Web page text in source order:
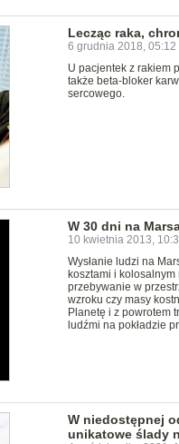
Lecząc raka,
6 grudnia 2018, 05:12
U pacjentek z rakiem
także beta-bloker
sercowego.
W 30 dni na
10 kwietnia 2013,
Wysłanie ludzi na
kosztami i kolosalnym
przebywanie w
wzroku czy masy
Planetę i z powrotem
ludźmi na pokładzie
W niedostępnej
unikatowe ślady